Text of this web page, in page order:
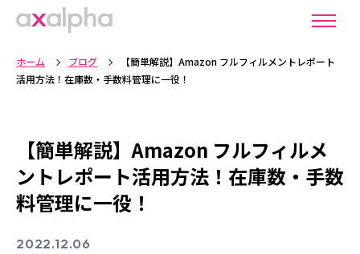
ホーム ブログ
【簡単解説】Amazon フルフィルメントレポート
活用方法！在庫数・手数料管理に一役！
【簡単解説】Amazon フルフィルメ
ントレポート活用方法！在庫数・手数
料管理に一役！
2022.12.06